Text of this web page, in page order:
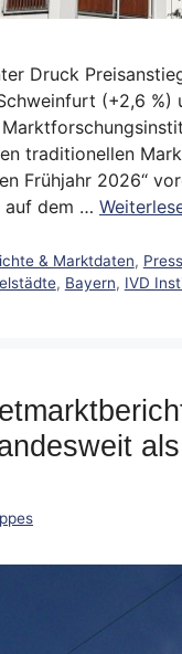
Druck
(+2,6
traditionellen
Frühjahr 2026“
auf dem …
& Marktdaten,
, Bayern, IVD